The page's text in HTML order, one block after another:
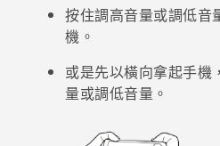
校園專案
銷售通路
支援服務
VIVELAND
按住調高音量或調低音
機。
或是先以橫向拿起手機
量或調低音量 。